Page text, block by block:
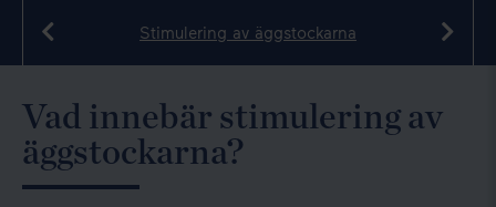
Stimulering av äggstockarna
Vad innebär stimulering av
äggstockarna?